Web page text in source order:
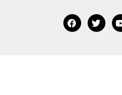
Facebook